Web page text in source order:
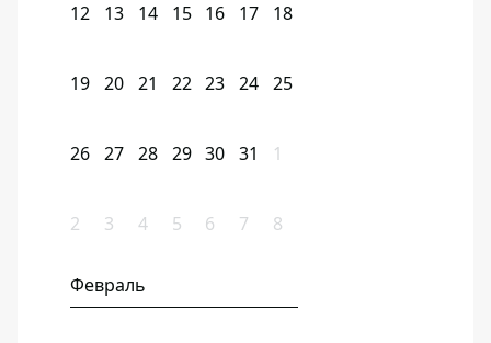
12 13 14 15 16 17 18
19 20 21 22 23 24 25
26 27 28 29 30 31 1
2 3 4 5 6 7 8
Февраль